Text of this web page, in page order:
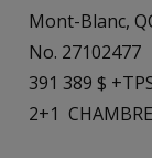
Mont-Blanc,
No. 27102477
391 389 $
2+1